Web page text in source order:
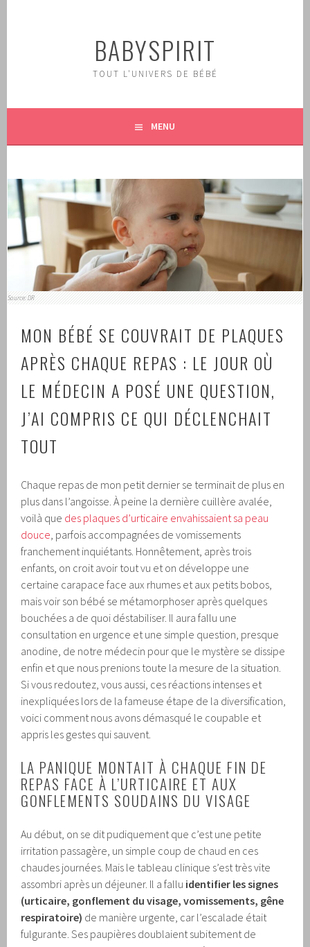
BABYSPIRIT
TOUT L'UNIVERS DE BÉBÉ
MENU
Source: DR
MON BÉBÉ SE COUVRAIT DE PLAQUES
APRÈS CHAQUE REPAS : LE JOUR OÙ
LE MÉDECIN A POSÉ UNE QUESTION,
J’AI COMPRIS CE QUI DÉCLENCHAIT
TOUT
Chaque repas de mon petit dernier se terminait de plus en
plus dans l’angoisse. À peine la dernière cuillère avalée,
voilà que des plaques d’urticaire envahissaient sa peau
douce , parfois accompagnées de vomissements
franchement inquiétants. Honnêtement, après trois
enfants, on croit avoir tout vu et on développe une
certaine carapace face aux rhumes et aux petits bobos,
mais voir son bébé se métamorphoser après quelques
bouchées a de quoi déstabiliser. Il aura fallu une
consultation en urgence et une simple question, presque
anodine, de notre médecin pour que le mystère se dissipe
enfin et que nous prenions toute la mesure de la situation.
Si vous redoutez, vous aussi, ces réactions intenses et
inexpliquées lors de la fameuse étape de la diversification,
voici comment nous avons démasqué le coupable et
appris les gestes qui sauvent.
LA PANIQUE MONTAIT À CHAQUE FIN DE
REPAS FACE À L’URTICAIRE ET AUX
GONFLEMENTS SOUDAINS DU VISAGE
Au début, on se dit pudiquement que c’est une petite
irritation passagère, un simple coup de chaud en ces
chaudes journées. Mais le tableau clinique s’est très vite
assombri après un déjeuner. Il a fallu identifier les signes
(urticaire, gonflement du visage, vomissements, gêne
respiratoire) de manière urgente, car l’escalade était
fulgurante. Ses paupières doublaient subitement de